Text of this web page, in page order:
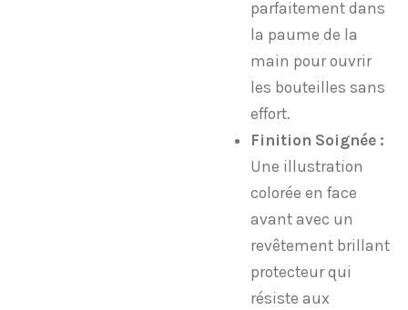
parfaitement dans
la paume de la
main pour ouvrir
les bouteilles sans
effort.
Finition Soignée :
Une illustration
colorée en face
avant avec un
revêtement brillant
protecteur qui
résiste aux